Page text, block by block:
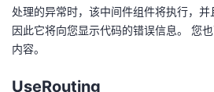
处理的异常时，该中间件组件将执行，并
因此它将向您显示代码的错误信息。 您
内容。
UseRouting